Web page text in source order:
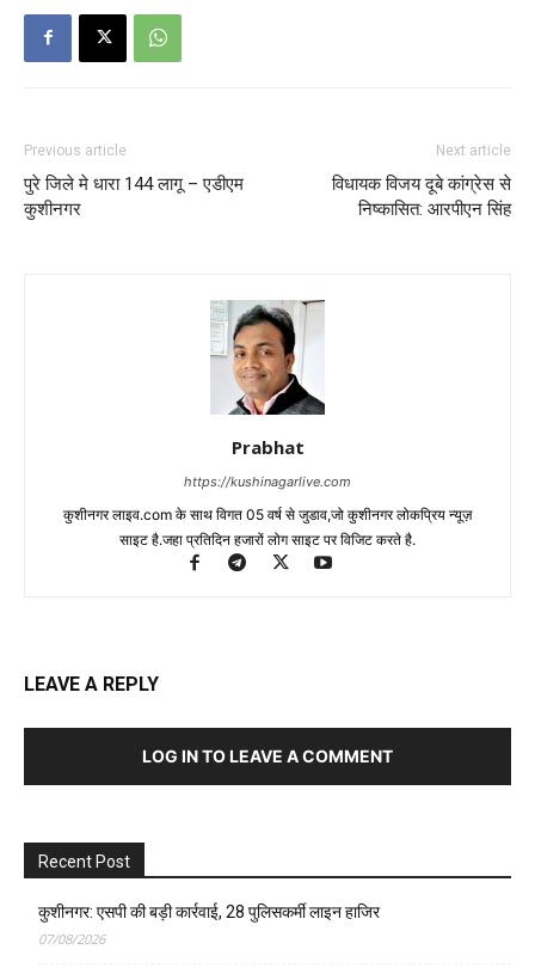
Previous article
पुरे जिले मे धारा 144 लागू – एडीएम
कुशीनगर
Next article
विधायक विजय दूबे कांग्रेस से
निष्कासित: आरपीएन सिंह
Prabhat
https://kushinagarlive.com
कुशीनगर लाइव.com के साथ विगत 05 वर्ष से जुडाव,जो कुशीनगर लोकप्रिय न्यूज़
साइट है.जहा प्रतिदिन हजारों लोग साइट पर विजिट करते है.
LEAVE A REPLY
LOG IN TO LEAVE A COMMENT
Recent Post
कुशीनगर: एसपी की बड़ी कार्रवाई, 28 पुलिसकर्मी लाइन हाजिर
07/08/2026